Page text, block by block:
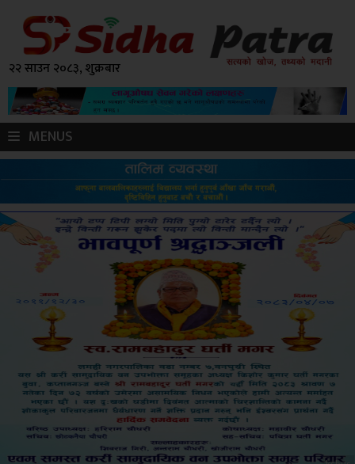
२२ साउन २०८३, शुक्रबार
MENUS